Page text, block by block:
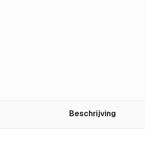
Beschrijving